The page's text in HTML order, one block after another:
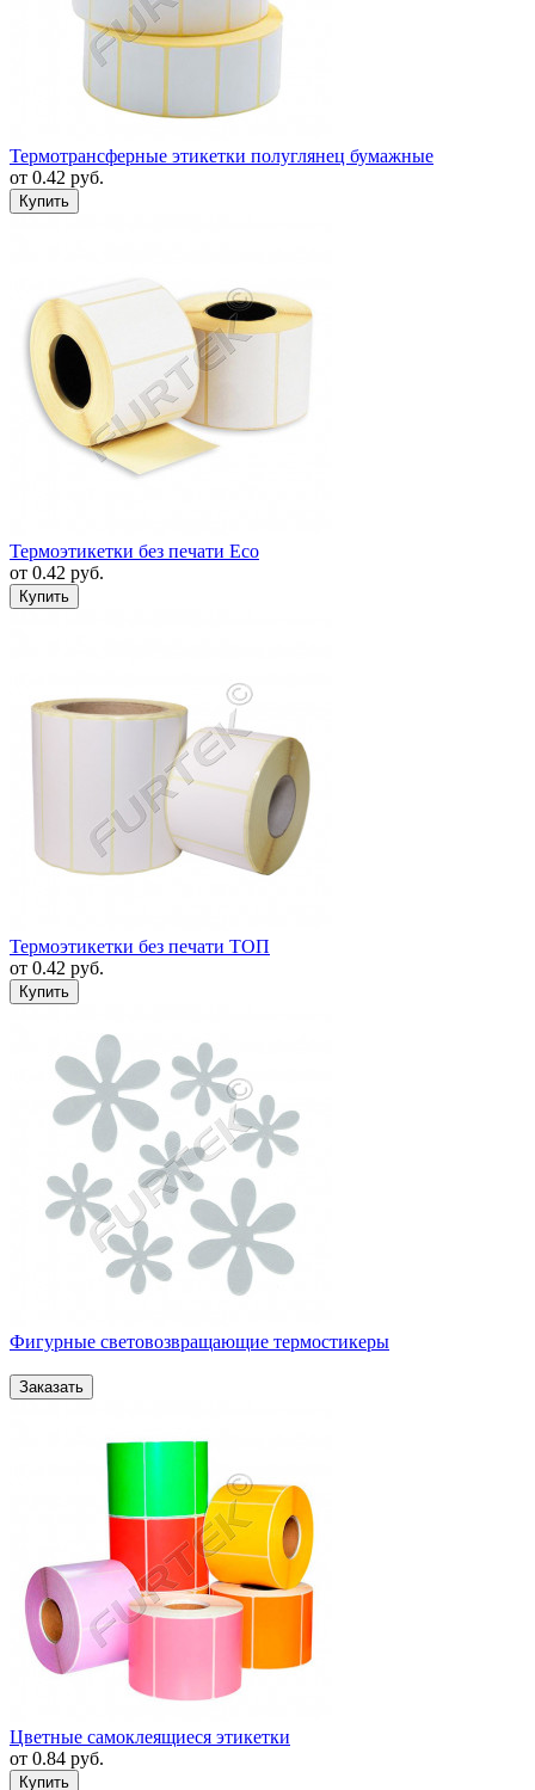
Термотрансферные этикетки полуглянец бумажные
от 0.42 руб.
Термоэтикетки без печати Eco
от 0.42 руб.
Термоэтикетки без печати ТОП
от 0.42 руб.
Фигурные световозвращающие термостикеры
Цветные самоклеящиеся этикетки
от 0.84 руб.